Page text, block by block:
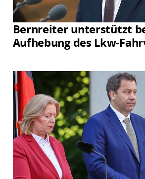
Bernreiter unterstützt
Aufhebung des Lkw-